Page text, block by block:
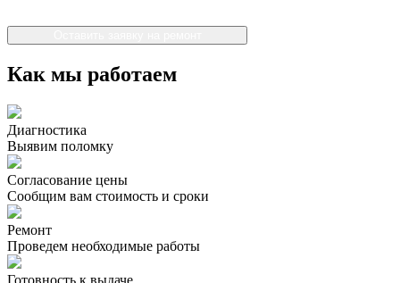
Как мы работаем
Диагностика
Выявим поломку
Согласование цены
Сообщим вам стоимость и сроки
Ремонт
Проведем необходимые работы
Готовность к выдаче